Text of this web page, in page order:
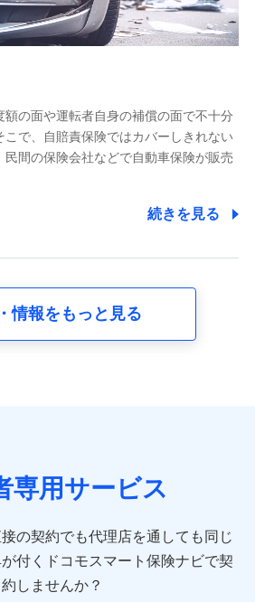
イントカード番号、性別、年齢、家族
ント残高、dポイント利用履歴などが
ドコモが提供する各種サービスな
コモが提供する各種サービスのご契
インターネット利用時の行動に関す
ション利用時の行動に関する情報、
や商品の名称・購入場所・決済に関
トの回答に関する情報などが含まれ
険料のお支払方法、車のメーカーや
、建物の構造や築年数などの情報、
。例として、保険契約者及び被保険
年月日、性別、保険契約者と被保険
年数などの情報、ペットの種類や年
含まれます。
の範囲】
額の面や運転者自身の補償の面で不十分
こで、自賠責保険ではカバーしきれない
間の保険会社などで自動車保険が販売
続きを見る
情報をもっと見る
専用サービス
の契約でも代理店を通しても同じ
付くドコモスマート保険ナビで契
約しませんか？